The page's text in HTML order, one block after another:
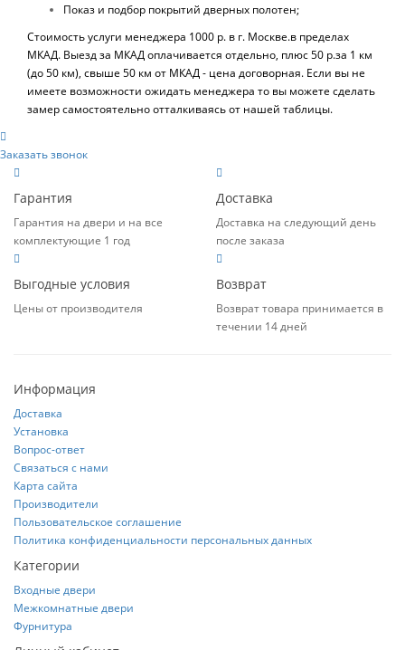
Показ и подбор покрытий дверных полотен;
Стоимость услуги менеджера 1000 р. в г. Москве.в пределах
МКАД. Выезд за МКАД оплачивается отдельно, плюс 50 р.за 1 км
(до 50 км), свыше 50 км от МКАД - цена договорная. Если вы не
имеете возможности ожидать менеджера то вы можете сделать
замер самостоятельно отталкиваясь от нашей таблицы.
Заказать звонок
Гарантия
Гарантия на двери и на все
комплектующие 1 год
Доставка
Доставка на следующий день
после заказа
Выгодные условия
Цены от производителя
Возврат
Возврат товара принимается в
течении 14 дней
Информация
Доставка
Установка
Вопрос-ответ
Связаться с нами
Карта сайта
Производители
Пользовательское соглашение
Политика конфиденциальности персональных данных
Категории
Входные двери
Межкомнатные двери
Фурнитура